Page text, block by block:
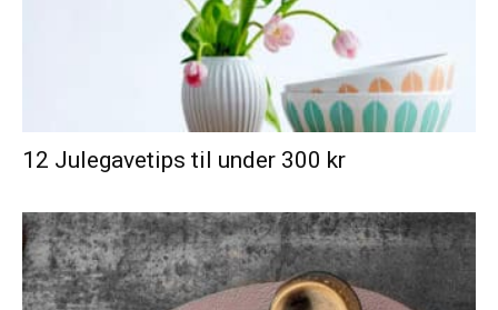
12 Julegavetips til under 300 kr